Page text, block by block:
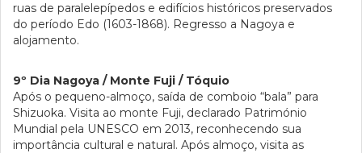
ruas de paralelepípedos e edifícios históricos preservados
do período Edo (1603-1868). Regresso a Nagoya e
alojamento.
9º Dia Nagoya / Monte Fuji / Tóquio
Após o pequeno-almoço, saída de comboio “bala” para
Shizuoka. Visita ao monte Fuji, declarado Património
Mundial pela UNESCO em 2013, reconhecendo sua
importância cultural e natural. Após almoço, visita as